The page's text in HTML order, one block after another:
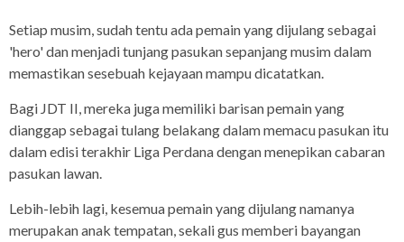
Setiap musim, sudah tentu ada pemain yang dijulang sebagai
'hero' dan menjadi tunjang pasukan sepanjang musim dalam
memastikan sesebuah kejayaan mampu dicatatkan.
Bagi JDT II, mereka juga memiliki barisan pemain yang
dianggap sebagai tulang belakang dalam memacu pasukan itu
dalam edisi terakhir Liga Perdana dengan menepikan cabaran
pasukan lawan.
Lebih-lebih lagi, kesemua pemain yang dijulang namanya
merupakan anak tempatan, sekali gus memberi bayangan